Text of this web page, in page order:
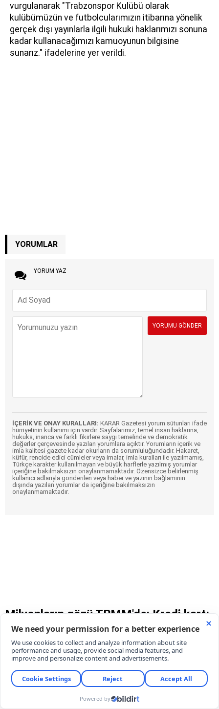
vurgulanarak "Trabzonspor Kulübü olarak
kulübümüzün ve futbolcularımızın itibarına yönelik
gerçek dışı yayınlarla ilgili hukuki haklarımızı sonuna
kadar kullanacağımızı kamuoyunun bilgisine
sunarız." ifadelerine yer verildi.
YORUMLAR
YORUM YAZ
İÇERİK VE ONAY KURALLARI: KARAR Gazetesi yorum sütunları ifade
hürriyetinin kullanımı için vardır. Sayfalarımız, temel insan haklarına,
hukuka, inanca ve farklı fikirlere saygı temelinde ve demokratik
değerler çerçevesinde yazılan yorumlara açıktır. Yorumların içerik ve
imla kalitesi gazete kadar okurların da sorumluluğundadır. Hakaret,
küfür, rencide edici cümleler veya imalar, imla kuralları ile yazılmamış,
Türkçe karakter kullanılmayan ve büyük harflerle yazılmış yorumlar
içeriğine bakılmaksızın onaylanmamaktadır. Özensizce belirlenmiş
kullanıcı adlarıyla gönderilen veya haber ve yazının bağlamının
dışında yazılan yorumlar da içeriğine bakılmaksızın
onaylanmamaktadır.
Milyonların gözü TBMM'de: Kredi kartı,
ihtiyaç kredisi ve prim borçları
silinecek mi? İşte Meclis'teki
yapılandırma masası